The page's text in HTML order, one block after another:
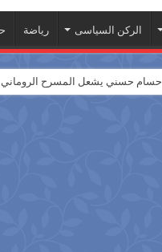
الركن السياسى رياضة
حسام حسني يشعل المسرح الروماني